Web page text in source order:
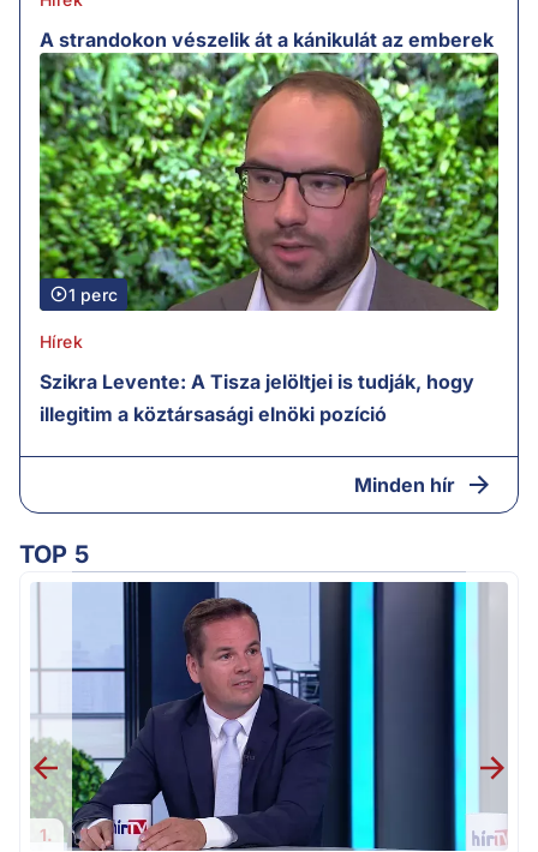
A strandokon vészelik át a kánikulát az emberek
1 perc
Hírek
Szikra Levente: A Tisza jelöltjei is tudják, hogy
illegitim a köztársasági elnöki pozíció
Minden hír
TOP 5
1.